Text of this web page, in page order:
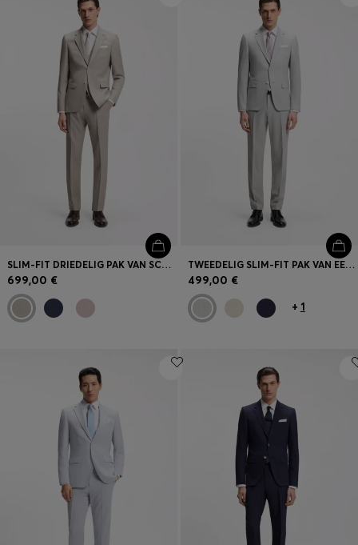
SLIM-FIT DRIEDELIG PAK VAN SCHEERWOL
699,00 €
TWEEDELIG SLIM-FIT PAK VAN EEN MATERIAAL MET MICRODESSIN
499,00 €
+ 1